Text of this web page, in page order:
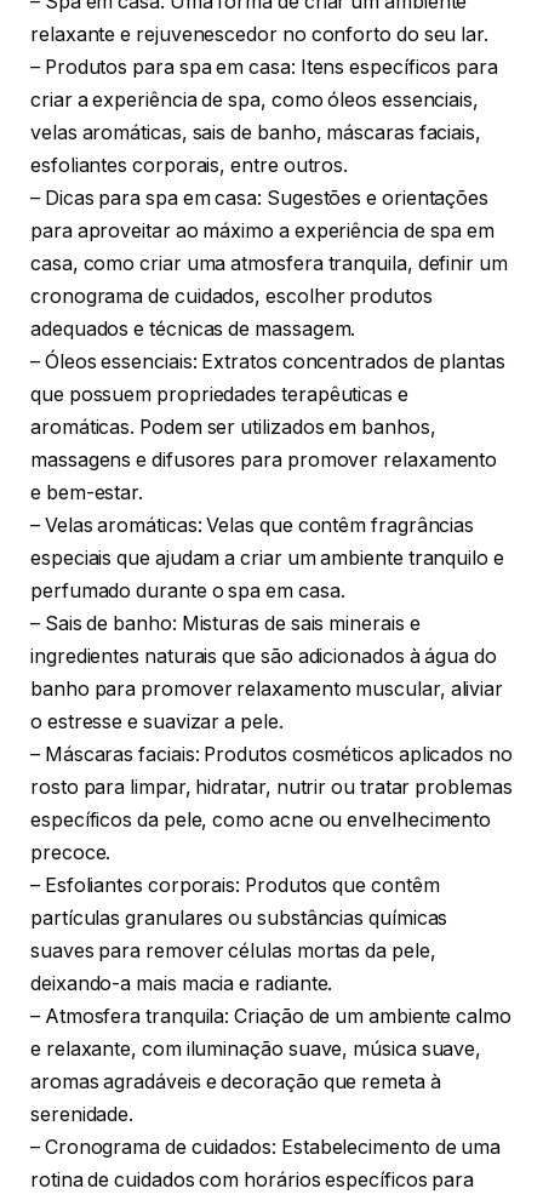
relaxante e rejuvenescedor no conforto do seu lar.
– Produtos para spa em casa: Itens específicos para
criar a experiência de spa, como óleos essenciais,
velas aromáticas, sais de banho, máscaras faciais,
esfoliantes corporais, entre outros.
– Dicas para spa em casa: Sugestões e orientações
para aproveitar ao máximo a experiência de spa em
casa, como criar uma atmosfera tranquila, definir um
cronograma de cuidados, escolher produtos
adequados e técnicas de massagem.
– Óleos essenciais: Extratos concentrados de plantas
que possuem propriedades terapêuticas e
aromáticas. Podem ser utilizados em banhos,
massagens e difusores para promover relaxamento
e bem-estar.
– Velas aromáticas: Velas que contêm fragrâncias
especiais que ajudam a criar um ambiente tranquilo e
perfumado durante o spa em casa.
– Sais de banho: Misturas de sais minerais e
ingredientes naturais que são adicionados à água do
banho para promover relaxamento muscular, aliviar
o estresse e suavizar a pele.
– Máscaras faciais: Produtos cosméticos aplicados no
rosto para limpar, hidratar, nutrir ou tratar problemas
específicos da pele, como acne ou envelhecimento
precoce.
– Esfoliantes corporais: Produtos que contêm
partículas granulares ou substâncias químicas
suaves para remover células mortas da pele,
deixando-a mais macia e radiante.
– Atmosfera tranquila: Criação de um ambiente calmo
e relaxante, com iluminação suave, música suave,
aromas agradáveis e decoração que remeta à
serenidade.
– Cronograma de cuidados: Estabelecimento de uma
rotina de cuidados com horários específicos para